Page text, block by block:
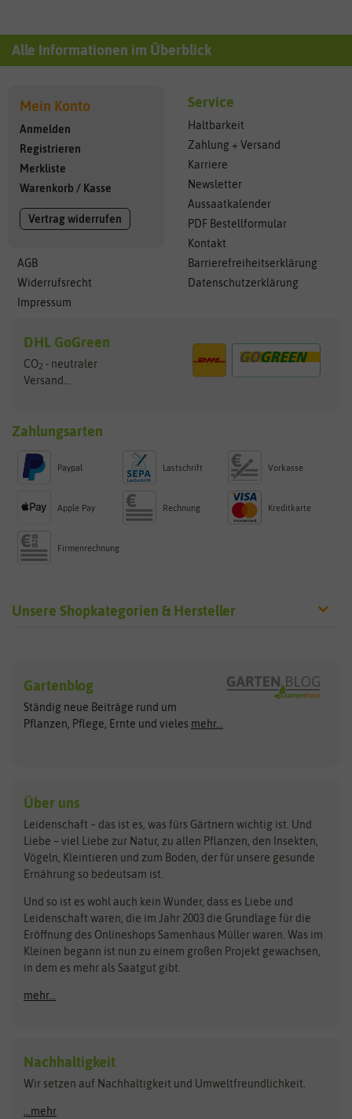
Alle Informationen im Überblick
Mein Konto
Anmelden
Registrieren
Merkliste
Warenkorb / Kasse
Vertrag widerrufen
AGB
Widerrufsrecht
Impressum
Service
Haltbarkeit
Zahlung + Versand
Karriere
Newsletter
Aussaatkalender
PDF Bestellformular
Kontakt
Barrierefreiheitserklärung
Datenschutzerklärung
DHL GoGreen
CO2 - neutraler
Versand...
Zahlungsarten
Paypal Lastschrift Vorkasse
Apple Pay Rechnung Kreditkarte
Firmenrechnung
Unsere Shopkategorien & Hersteller
Exotische Samen
Gemüsesamen
Gründünger
Kräutersamen
Obstsamen
Pilzbrut
Rasensamen
Steckzwiebeln
Zimmer & Kübelpflanzen
Kataloge
Schnäppchen
Anzucht & Gartenzubehör
Anzuchtschalen
Heizmatte & Heizkabel
Kokos-Quelltabletten
Zimmergewächshaus
Arche Noah
ASB Greenworld
Benary
Bingenheimer Saatgut
BioBalu
Bionana
BIOWOL
Blumicorn
Bûten Birds
Carl Pabst
Clever Pots
COMPO
Dürr-Samen
elho
Feldsaaten Freudenberger
Fertil
Flora Elite
Florissa
Flortis
Hortitops
Gartenblog
Ständig neue Beiträge rund um
Pflanzen, Pflege, Ernte und vieles mehr...
Über uns
Leidenschaft – das ist es, was fürs Gärtnern wichtig ist. Und
Liebe – viel Liebe zur Natur, zu allen Pflanzen, den Insekten,
Vögeln, Kleintieren und zum Boden, der für unsere gesunde
Ernährung so bedeutsam ist.
Und so ist es wohl auch kein Wunder, dass es Liebe und
Leidenschaft waren, die im Jahr 2003 die Grundlage für die
Eröffnung des Onlineshops Samenhaus Müller waren. Was im
Kleinen begann ist nun zu einem großen Projekt gewachsen,
in dem es mehr als Saatgut gibt.
mehr...
Nachhaltigkeit
Wir setzen auf Nachhaltigkeit und Umweltfreundlichkeit.
...mehr